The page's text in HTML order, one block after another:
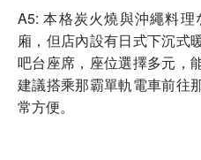
A5: 本格炭火燒與沖繩料
廂，但店內設有日式下沉式
吧台座席，座位選擇多元，
建議搭乘那霸單軌電車前往
常方便。